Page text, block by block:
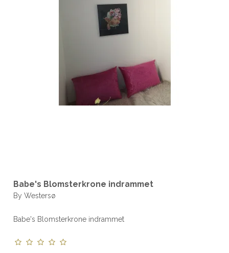
Babe's Blomsterkrone indrammet
By Westersø
Babe's Blomsterkrone indrammet